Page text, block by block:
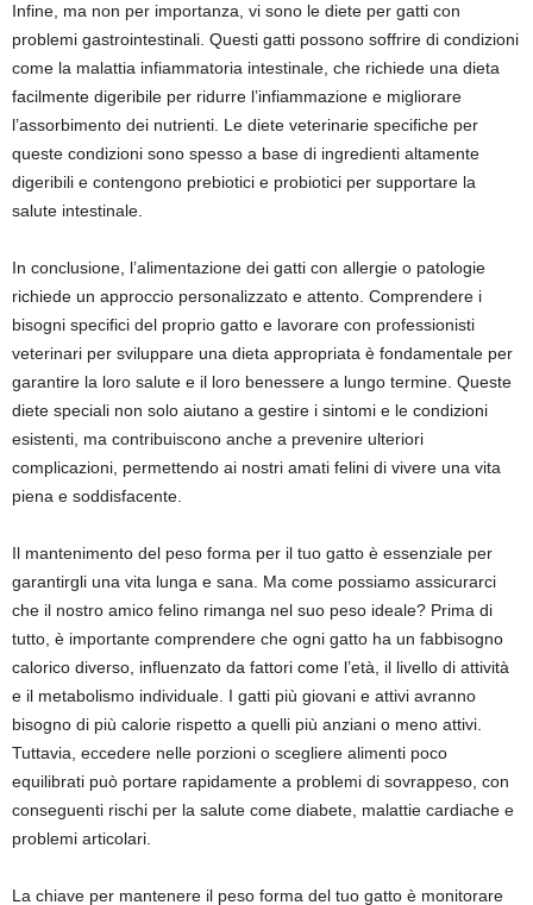
Infine, ma non per importanza, vi sono le diete per gatti con
problemi gastrointestinali. Questi gatti possono soffrire di condizioni
come la malattia infiammatoria intestinale, che richiede una dieta
facilmente digeribile per ridurre l’infiammazione e migliorare
l’assorbimento dei nutrienti. Le diete veterinarie specifiche per
queste condizioni sono spesso a base di ingredienti altamente
digeribili e contengono prebiotici e probiotici per supportare la
salute intestinale.
In conclusione, l’alimentazione dei gatti con allergie o patologie
richiede un approccio personalizzato e attento. Comprendere i
bisogni specifici del proprio gatto e lavorare con professionisti
veterinari per sviluppare una dieta appropriata è fondamentale per
garantire la loro salute e il loro benessere a lungo termine. Queste
diete speciali non solo aiutano a gestire i sintomi e le condizioni
esistenti, ma contribuiscono anche a prevenire ulteriori
complicazioni, permettendo ai nostri amati felini di vivere una vita
piena e soddisfacente.
Il mantenimento del peso forma per il tuo gatto è essenziale per
garantirgli una vita lunga e sana. Ma come possiamo assicurarci
che il nostro amico felino rimanga nel suo peso ideale? Prima di
tutto, è importante comprendere che ogni gatto ha un fabbisogno
calorico diverso, influenzato da fattori come l’età, il livello di attività
e il metabolismo individuale. I gatti più giovani e attivi avranno
bisogno di più calorie rispetto a quelli più anziani o meno attivi.
Tuttavia, eccedere nelle porzioni o scegliere alimenti poco
equilibrati può portare rapidamente a problemi di sovrappeso, con
conseguenti rischi per la salute come diabete, malattie cardiache e
problemi articolari.
La chiave per mantenere il peso forma del tuo gatto è monitorare